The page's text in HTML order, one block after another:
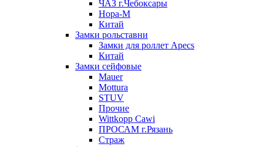
ЧАЗ г.Чебоксары
Нора-М
Китай
Замки рольставни
Замки для роллет Apecs
Китай
Замки сейфовые
Mauer
Mottura
STUV
Прочие
Wittkopp Cawi
ПРОСАМ г.Рязань
Страж